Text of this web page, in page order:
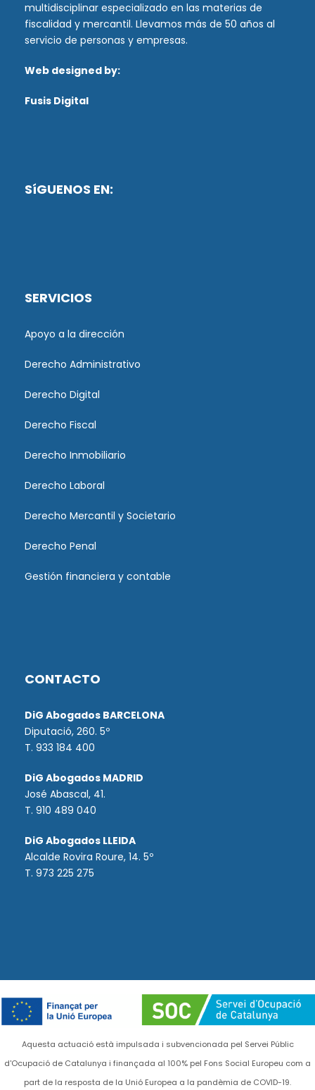
multidisciplinar especializado en las materias de
fiscalidad y mercantil. Llevamos más de 50 años al
servicio de personas y empresas.
Web designed by:
Fusis Digital
SíGUENOS EN:
SERVICIOS
Apoyo a la dirección
Derecho Administrativo
Derecho Digital
Derecho Fiscal
Derecho Inmobiliario
Derecho Laboral
Derecho Mercantil y Societario
Derecho Penal
Gestión financiera y contable
CONTACTO
DiG Abogados BARCELONA
Diputació, 260. 5º
T. 933 184 400
DiG Abogados MADRID
José Abascal, 41.
T. 910 489 040
DiG Abogados LLEIDA
Alcalde Rovira Roure, 14. 5º
T. 973 225 275
Aquesta actuació està impulsada i subvencionada pel Servei Públic
d'Ocupació de Catalunya i finançada al 100% pel Fons Social Europeu com a
part de la resposta de la Unió Europea a la pandèmia de COVID-19.